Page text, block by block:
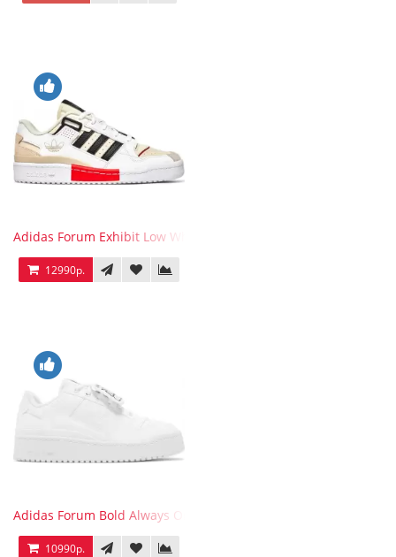
Adidas Forum Exhibit Low White Vivid Red
12990р.
Adidas Forum Bold Always Original
10990р.